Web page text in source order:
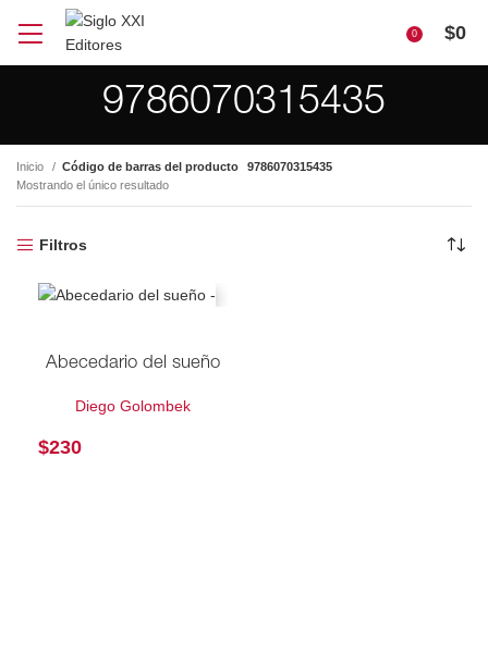
0 $0
9786070315435
Inicio Código de barras del producto
9786070315435
Mostrando el único resultado
Filtros
Abecedario del sueño
Diego Golombek
$230